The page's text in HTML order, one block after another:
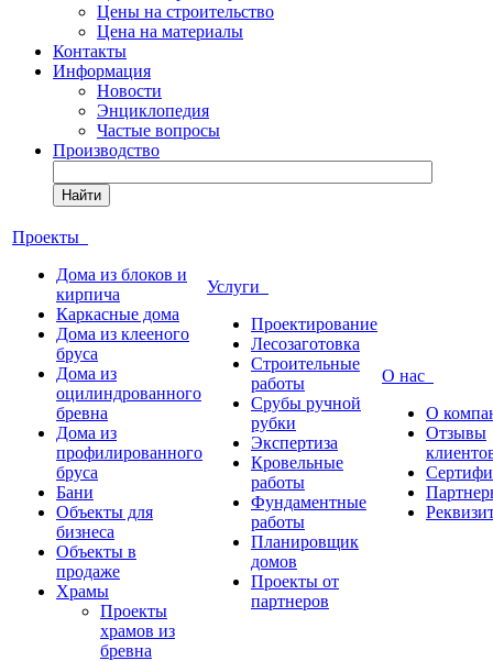
Цены на строительство
Цена на материалы
Контакты
Информация
Новости
Энциклопедия
Частые вопросы
Производство
Найти
Проекты
Дома из блоков и
кирпича
Каркасные дома
Дома из клееного
бруса
Дома из
оцилиндрованного
бревна
Дома из
профилированного
бруса
Бани
Объекты для
бизнеса
Объекты в
продаже
Храмы
Проекты
храмов из
бревна
Услуги
Проектирование
Лесозаготовка
Строительные
работы
Срубы ручной
рубки
Экспертиза
Кровельные
работы
Фундаментные
работы
Планировщик
домов
Проекты от
партнеров
О нас
О
Отзывы